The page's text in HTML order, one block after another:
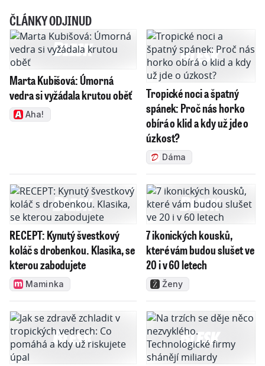
ČLÁNKY ODJINUD
Marta Kubišová: Úmorná
vedra si vyžádala krutou oběť
Aha!
Tropické noci a špatný
spánek: Proč nás horko
obírá o klid a kdy už jde o
úzkost?
Dáma
RECEPT: Kynutý švestkový
koláč s drobenkou. Klasika, se
kterou zabodujete
Maminka
7 ikonických kousků,
které vám budou slušet ve
20 i v 60 letech
Ženy